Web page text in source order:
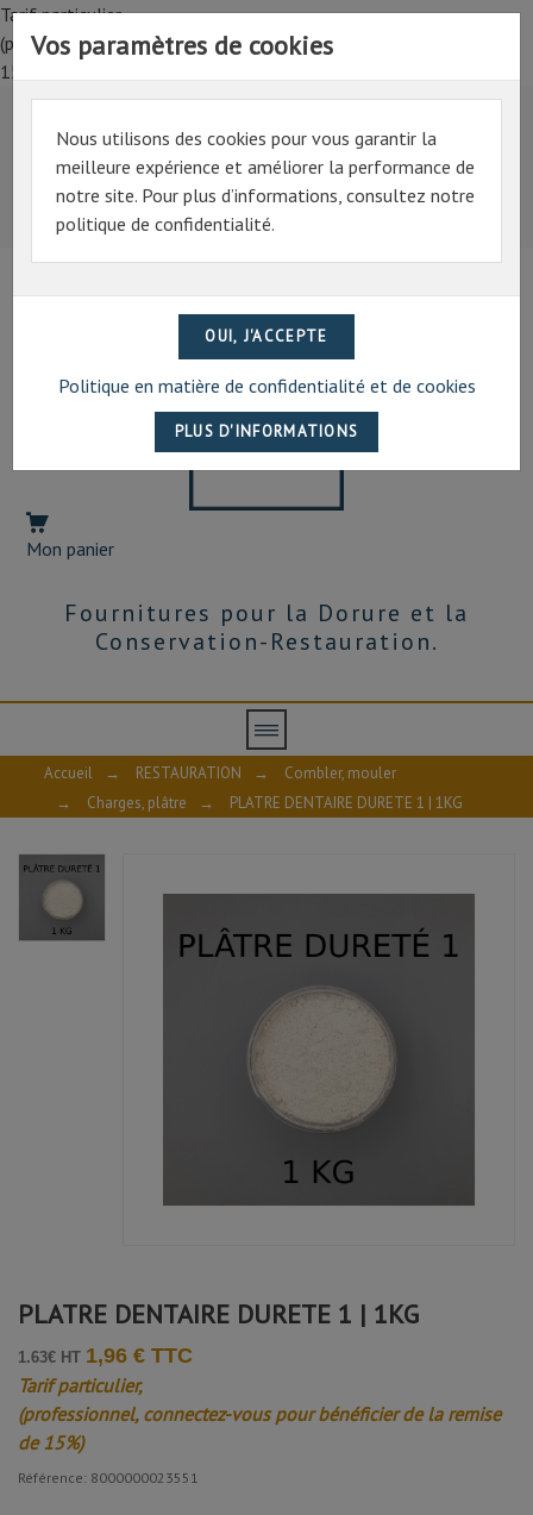
Tarif particulier,
(professionnel, connectez-vous pour bénéficier de la remise de
15%)
Tarif particulier,
(professionnel, connectez-vous pour bénéficier de la
remise de 15%)
07 69 94 13 47
Mon panier
Fournitures pour la Dorure et la
Conservation-Restauration.
Vos paramètres de cookies
Nous utilisons des cookies pour vous garantir la
meilleure expérience et améliorer la performance de
notre site. Pour plus d’informations, consultez notre
politique de confidentialité.
Politique en matière de confidentialité et de cookies
Accueil → RESTAURATION →
Combler, mouler
→
Charges, plâtre → PLATRE DENTAIRE DURETE 1 | 1KG
PLATRE DENTAIRE DURETE 1 | 1KG
1.63€ HT 1,96 € TTC
Tarif particulier,
(professionnel, connectez-vous pour bénéficier de la remise
de 15%)
Référence: 8000000023551